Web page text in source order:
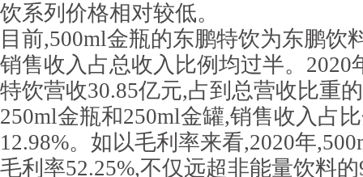
饮系列价格相对较低。
目前,500ml金瓶的东鹏特饮为东鹏饮
销售收入占总收入比例均过半。2020
特饮营收30.85亿元,占到总营收比重
250ml金瓶和250ml金罐,销售收入占
12.98%。如以毛利率来看,2020年
毛利率52.25%,不仅远超非能量饮料